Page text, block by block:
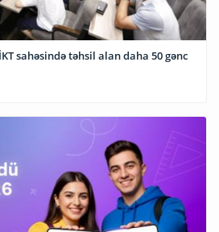
İKT sahəsində təhsil alan daha 50 gənc